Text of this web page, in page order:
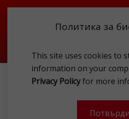
Политика за
This site uses cookies to
information on your
Privacy Policyfor more
Потвърди
EMPORIO ARMANI